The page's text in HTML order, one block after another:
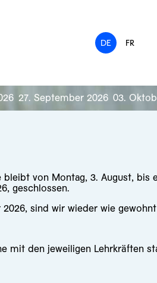
DE FR
27. September 2026 03.
bleibt von Montag, 3. August, bis
geschlossen.
sind wir wieder wie
mit den jeweiligen Lehrkräften